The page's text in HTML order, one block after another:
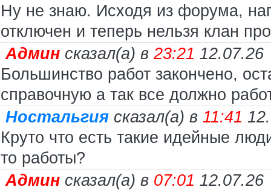
Ну не знаю. Исходя из форума,
отключен и теперь нельзя клан
Админ сказал(а) в 23:21 12.07.26
Большинство работ закончено,
справочную а так все должно
Ностальгия сказал(а) в 11:41
Круто что есть такие идейные
то работы?
Админ сказал(а) в 07:01 12.07.26